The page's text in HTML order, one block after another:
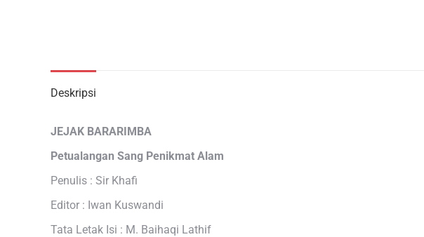
Deskripsi
JEJAK BARARIMBA
Petualangan Sang Penikmat Alam
Penulis : Sir Khafi
Editor : Iwan Kuswandi
Tata Letak Isi : M. Baihaqi Lathif